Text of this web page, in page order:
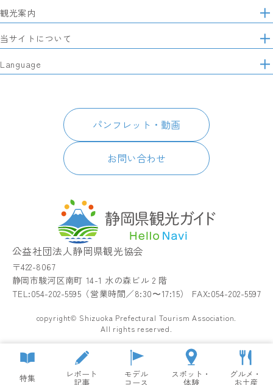
サ
イ
ト
マ
ッ
プ
観光案内
特集
モデルコース
当サイトについて
静岡県観光協会について
パンフレット・動画
Language
パンフレット・動画
お問い合わせ
公益社団法人静岡県観光協会
〒422-8067
静岡市駿河区南町 14-1 水の森ビル 2 階
TEL:054-202-5595（営業時間／8:30〜17:15） FAX:054-202-5597
copyright© Shizuoka Prefectural Tourism Association.
All rights reserved.
特集 レポート
記事
モデル
コース
スポット・
体験
グルメ・
お土産